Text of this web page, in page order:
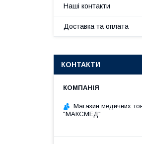
Наші контакти
Доставка та оплата
КОНТАКТИ
Магазин медичних
"МАКСМЕД"